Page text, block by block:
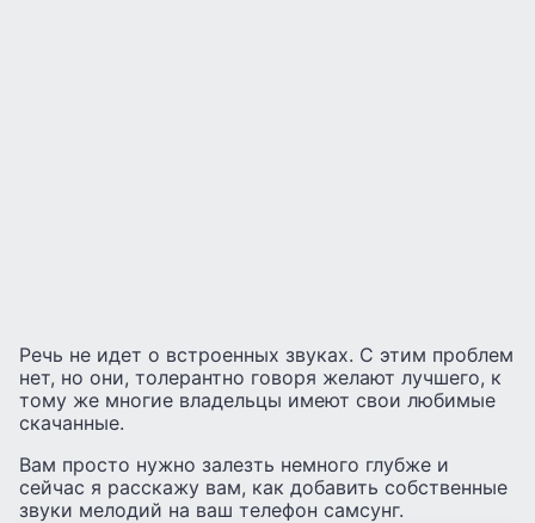
Речь не идет о встроенных звуках. С этим проблем
нет, но они, толерантно говоря желают лучшего, к
тому же многие владельцы имеют свои любимые
скачанные.
Вам просто нужно залезть немного глубже и
сейчас я расскажу вам, как добавить собственные
звуки мелодий на ваш телефон самсунг.